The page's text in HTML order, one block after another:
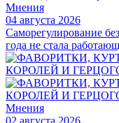
Мнения
04 августа 2026
Саморегулирование
года не стала
Мнения
02 августа 2026